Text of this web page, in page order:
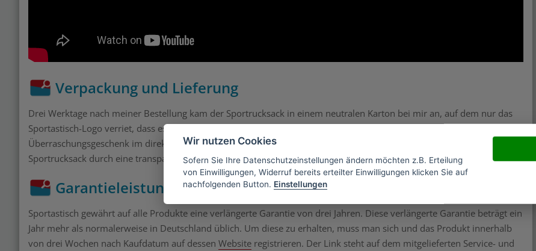
Verpackung und Lieferung
Drei Werktage nach meiner Bestellung kam der Sportrucksack in einem neutralen Karton bei mir an, auf dem nur das
Sportastisch-Logo verriet, dass es sich um einen sportlichen Inhalt handelt. Wenn Sie also planen, den Sportrucksack als
Überraschungsgeschenk im direkten Versand zu verschicken, ist dies problemlos möglich. Im Paket war der
Sportrucksack durch eine transparente Folientüte geschützt.
Garantieleistung
Sportastisch gewährt auf alle Produkte eine verlängerte Garantie von drei Jahren. Diese verlängerte Garantie beträgt ein
Jahr mehr als normalerweise in Deutschland üblich. Um diese zu erhalten, muss man sich und das Produkt innerhalb
von drei Wochen nach Kaufdatum auf dessen Website registrieren. Der Link steht auf dem mitgelieferten Service- und
Wir nutzen Cookies
Sofern Sie Ihre Datenschutzeinstellungen ändern möchten z.B. Erteilung
von Einwilligungen, Widerruf bereits erteilter Einwilligungen klicken Sie auf
nachfolgenden Button. Einstellungen